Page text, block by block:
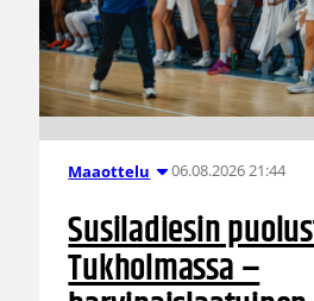
Maaottelu 06.08.2026 21:44
Susiladiesin
Tukholmassa –